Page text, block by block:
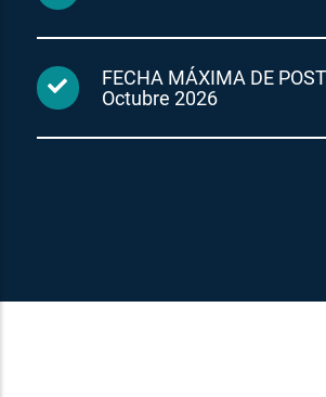
FECHA MÁXIMA DE
Octubre 2026